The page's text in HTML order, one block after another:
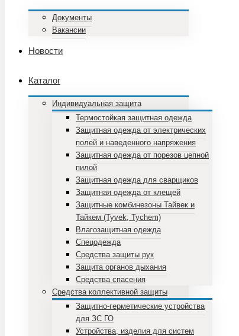
Документы
Вакансии
Новости
Каталог
Индивидуальная защита
Термостойкая защитная одежда
Защитная одежда от электрических
полей и наведенного напряжения
Защитная одежда от порезов цепной
пилой
Защитная одежда для сварщиков
Защитная одежда от клещей
Защитные комбинезоны Тайвек и
Тайкем (Tyvek, Tychem)
Влагозащитная одежда
Спецодежда
Средства защиты рук
Защита органов дыхания
Средства спасения
Средства коллективной защиты
Защитно-герметические устройства
для ЗС ГО
Устройства, изделия для систем